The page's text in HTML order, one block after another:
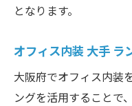
となります。
オフィス内装 大手 ラ
大阪府でオフィス内装
ングを活用することで